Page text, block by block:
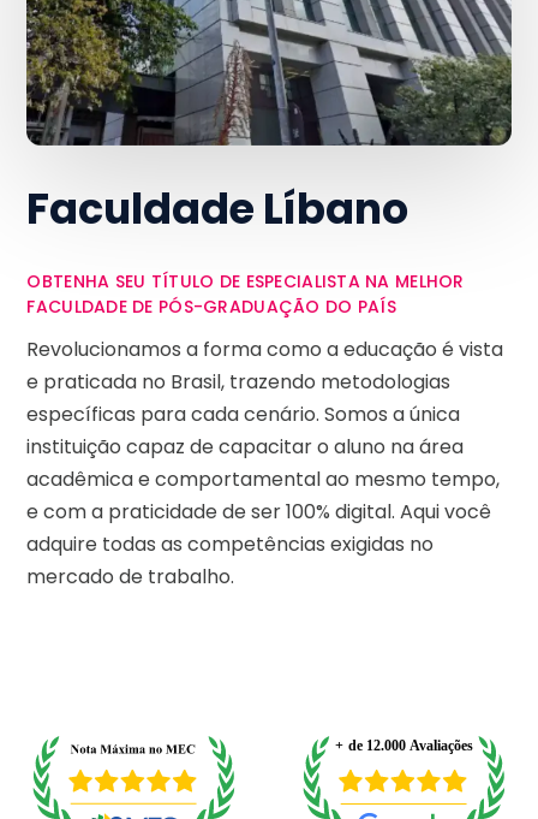
Faculdade Líbano
OBTENHA SEU TÍTULO DE ESPECIALISTA NA MELHOR
FACULDADE DE PÓS-GRADUAÇÃO DO PAÍS
Revolucionamos a forma como a educação é vista
e praticada no Brasil, trazendo metodologias
específicas para cada cenário. Somos a única
instituição capaz de capacitar o aluno na área
acadêmica e comportamental ao mesmo tempo,
e com a praticidade de ser 100% digital. Aqui você
adquire todas as competências exigidas no
mercado de trabalho.